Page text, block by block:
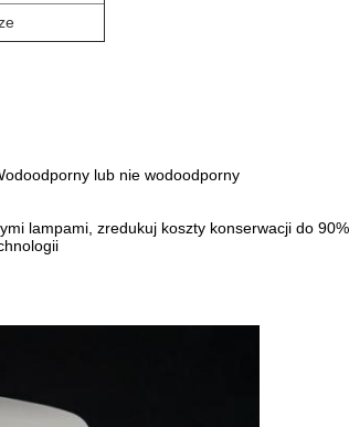
lub nie wodoodporny
lampami, zredukuj koszty konserwacji do